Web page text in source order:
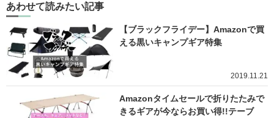
あわせて読みたい記事
【ブラックフライデー】Amazonで買
える黒いキャンプギア特集
2019.11.21
Amazonタイムセールで折りたたみで
きるギアが今ならお買い得!!テーブ